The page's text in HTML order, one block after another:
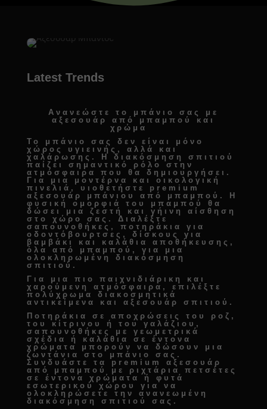
Latest Trends
Ανανεώστε το μπάνιο σας με
αξεσουάρ από μπαμπού και
χρώμα
Το μπάνιο σας δεν είναι μόνο
χώρος υγιεινής, αλλά και
χαλάρωσης. Η διακόσμηση σπιτιού
παίζει σημαντικό ρόλο στην
ατμόσφαιρα που θα δημιουργήσει.
Για μια μοντέρνα και οικολογική
πινελιά, υιοθετήστε premium
αξεσουάρ μπάνιου από μπαμπού . Η
φυσική ομορφιά του μπαμπού θα
δώσει μια ζεστή και γήινη αίσθηση
στο χώρο σας. Διαλέξτε
σαπουνοθήκες, ποτηράκια για
οδοντόβουρτσες, δίσκους για
βαμβάκι και καλάθια αποθήκευσης ,
όλα από μπαμπού, για μια
ολοκληρωμένη διακόσμηση
σπιτιού .
Για μια πιο παιχνιδιάρικη και
χαρούμενη ατμόσφαιρα, επιλέξτε
πολύχρωμα διακοσμητικά
αντικείμενα και αξεσουάρ σπιτιού .
Ποτηράκια σε αποχρώσεις του ροζ,
του κίτρινου ή του γαλάζιου,
σαπουνοθήκες με γεωμετρικά
σχέδια ή καλάθια σε έντονα
χρώματα μπορούν να δώσουν μια
ζωντάνια στο μπάνιο σας.
Συνδυάστε τα premium αξεσουάρ
από μπαμπού
με ριχτάρια πετσέτες
σε έντονα χρώματα ή φυτά
εσωτερικού χώρου για να
ολοκληρώσετε την ανανεωμένη
διακόσμηση σπιτιού
σας.